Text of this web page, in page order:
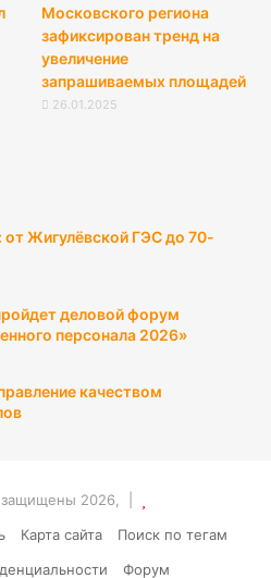
Московского региона
зафиксирован тренд на
увеличение
запрашиваемых площадей
26.01.2025
от Жигулёвской ГЭС до 70-
деловой форум
персонала 2026»
качеством
защищены 2026, |
Карта сайта
Поиск по тегам
Форум